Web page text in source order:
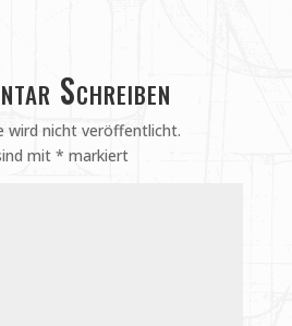
Schreiben
wird nicht veröffentlicht.
mit * markiert